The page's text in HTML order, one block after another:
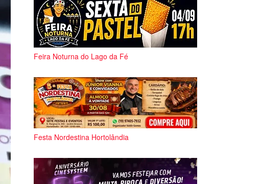
Feira Noturna do Lago da Fé
Festa Nordestina Hortolândia